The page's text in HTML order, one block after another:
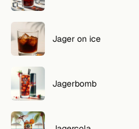
Jager on ice
Jagerbomb